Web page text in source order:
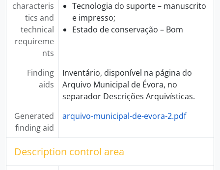
characteris
tics and
technical
requireme
nts
Tecnologia do suporte – manuscrito
e impresso;
Estado de conservação – Bom
Finding
aids
Inventário, disponível na página do
Arquivo Municipal de Évora, no
separador Descrições Arquivísticas.
Generated
finding aid
arquivo-municipal-de-evora-2.pdf
Description control area